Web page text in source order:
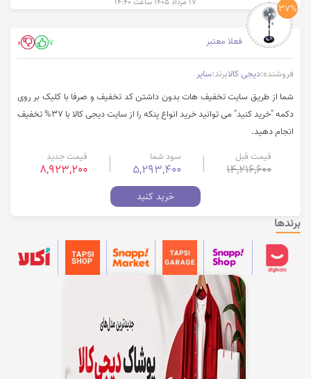
۱۷ مرداد ۱۴۰۵ ساعت ۱۴:۴۰
37%
فعلا معتبر 7
0
فروشنده:دیجی کالابرند:سایر
شما از طریق سایت تخفیف هات بدون داشتن کد تخفیف و صرفا با کلیک بر روی
دکمه "خرید کنید" می توانید خرید انواع پنکه را از سایت دیجی کالا با 37% تخفیف
انجام دهید.
قیمت قبل
14,216,600
سود شما
5,293,400
قیمت جدید
8,923,200
خرید کنید
برندها